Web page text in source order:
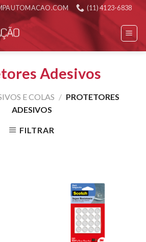
(11) 4123-6838
Adesivos
E COLAS / PROTETORES
ADESIVOS
FILTRAR